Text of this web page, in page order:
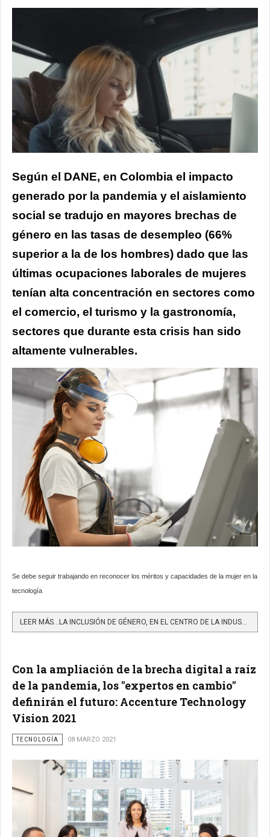
Según el DANE, en Colombia el impacto
generado por la pandemia y el aislamiento
social se tradujo en mayores brechas de
género en las tasas de desempleo (66%
superior a la de los hombres) dado que las
últimas ocupaciones laborales de mujeres
tenían alta concentración en sectores como
el comercio, el turismo y la gastronomía,
sectores que durante esta crisis han sido
altamente vulnerables.
Se debe seguir trabajando en reconocer los méritos y capacidades de la mujer en la
tecnología
Con la ampliación de la brecha digital a raíz
de la pandemia, los "expertos en cambio"
definirán el futuro: Accenture Technology
Vision 2021
TECNOLOGÍA 08 MARZO 2021